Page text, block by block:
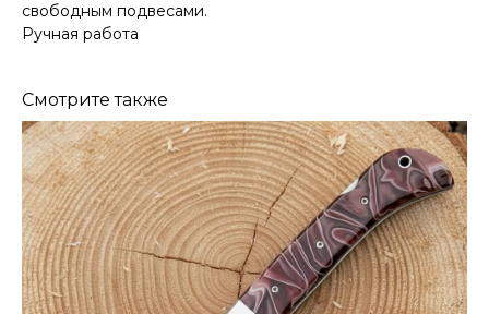
свободным подвесами.
Ручная работа
Смотрите также
КОНТАКТЫ
Консультации по телефону и онлайн.
Будем рады продемонстрировать вам
нашу продукцию. Позвоните нам или